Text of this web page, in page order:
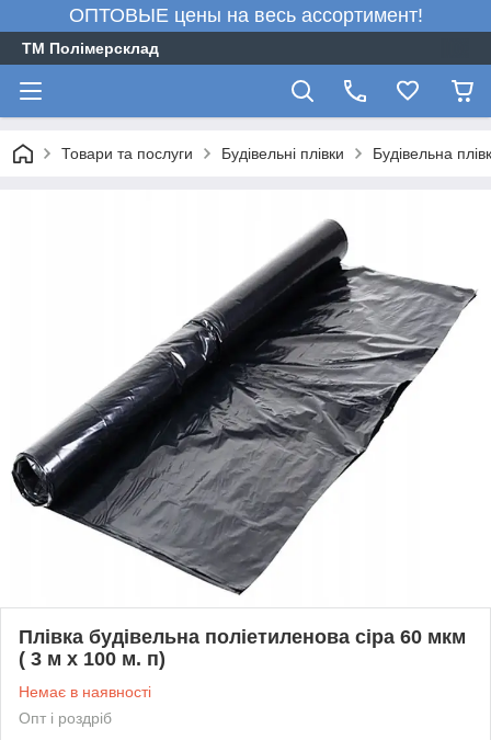
ОПТОВЫЕ цены на весь ассортимент!
ТМ Полімерсклад
Товари та послуги Будівельні плівки Будівельна
Плівка будівельна поліетиленова сіра 60 мкм
( 3 м х 100 м. п)
Немає в наявності
Опт і роздріб